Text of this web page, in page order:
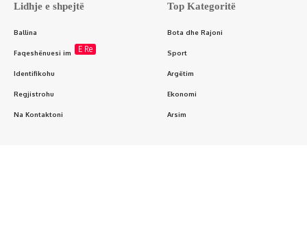
Lidhje e shpejtë
Ballina
Faqeshënuesi im E Re
Identifikohu
Regjistrohu
Na Kontaktoni
Top Kategoritë
Bota dhe Rajoni
Sport
Argëtim
Ekonomi
Arsim